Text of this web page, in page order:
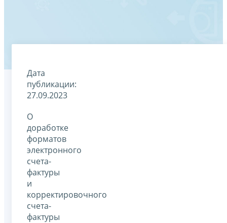
Дата
публикации:
27.09.2023
О
доработке
форматов
электронного
счета-
фактуры
и
корректировочного
счета-
фактуры